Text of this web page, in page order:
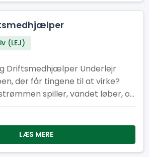
og følelsen af at være dagens
(LEJ)
Driftsmedhjælper Underlejr
der får tingene til at virke?
spiller, vandet løber, og
bliver du en del af holdet bag
lejren til at hænge sammen.
LÆS MERE